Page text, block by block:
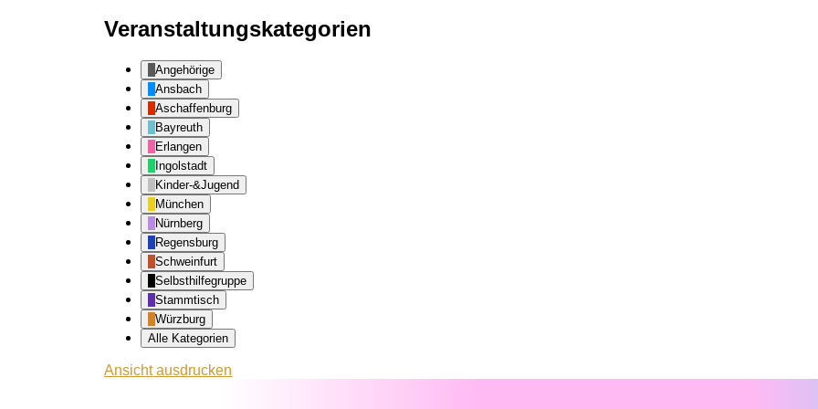
Veranstaltungskategorien
Angehörige
Ansbach
Aschaffenburg
Bayreuth
Erlangen
Ingolstadt
Kinder-&Jugend
München
Nürnberg
Regensburg
Schweinfurt
Selbsthilfegruppe
Stammtisch
Würzburg
Alle Kategorien
Ansichtausdrucken